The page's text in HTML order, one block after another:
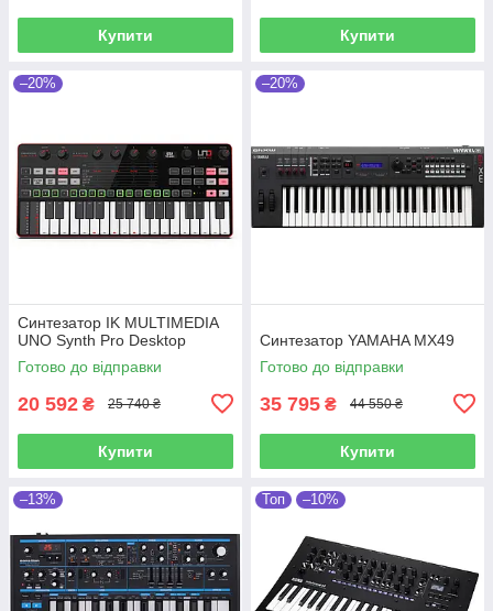
Купити Купити
–20%
Синтезатор IK MULTIMEDIA
UNO Synth Pro Desktop
Готово до відправки
20 592 ₴ 25 740 ₴
Купити
–20%
Синтезатор YAMAHA MX49
Готово до відправки
35 795 ₴ 44 550 ₴
Купити
–13% Топ –10%